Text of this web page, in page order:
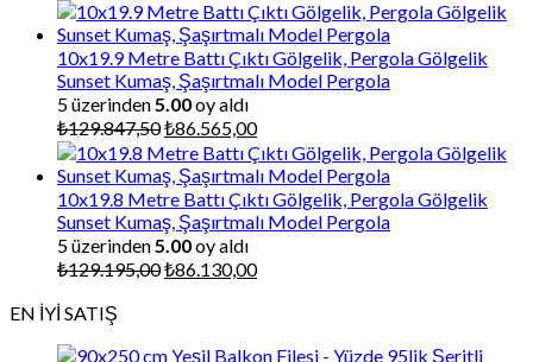
fiyat:
₺130.500,00.
andaki
fiyat:
₺87.000,00.
10x19.9 Metre Battı Çıktı Gölgelik, Pergola Gölgelik
Sunset Kumaş, Şaşırtmalı Model Pergola
5 üzerinden 5.00oy aldı
₺129.847,50Orijinal
fiyat:
₺129.847,50.
₺86.565,00Şu
andaki
fiyat:
₺86.565,00.
10x19.8 Metre Battı Çıktı Gölgelik, Pergola Gölgelik
Sunset Kumaş, Şaşırtmalı Model Pergola
5 üzerinden 5.00oy aldı
₺129.195,00Orijinal
₺86.130,00Şu
EN İYİ SATIŞ